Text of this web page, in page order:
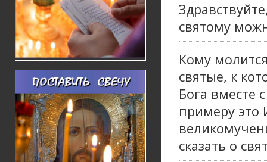
святому
Кому
святые, к
Бога вместе
примеру это
сказать о